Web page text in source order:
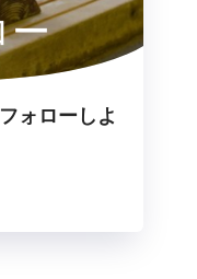
ー
ォローしよ